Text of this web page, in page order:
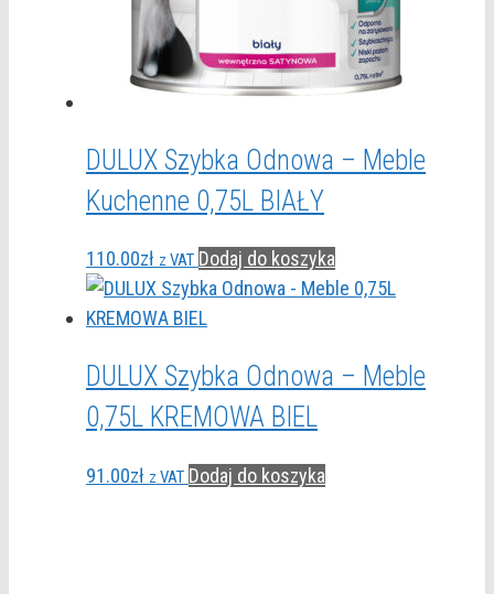
DULUX Szybka Odnowa – Meble
Kuchenne 0,75L BIAŁY
110.00zł z VAT Dodaj do koszyka
DULUX Szybka Odnowa – Meble
0,75L KREMOWA BIEL
91.00zł z VAT Dodaj do koszyka